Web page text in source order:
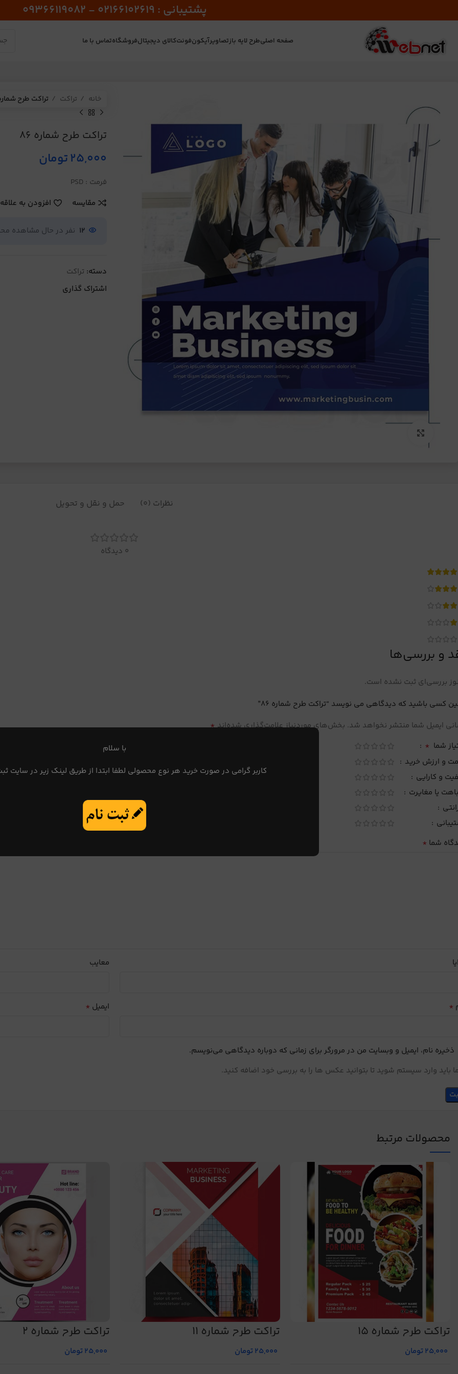
با سلام
کاربر گرامی در صورت خرید هر نوع محصولی لطفا ابتدا از طریق لینک زیر در سایت
پشتیبانی : 02166102619 - 09366119082
صفحه اصلیطرح لایه بازتصاویرآیکونفونتکالای دیجیتالفروشگاهتماس با ما
خانه تراکت تراکت طرح شماره
تراکت طرح شماره 86
25,000تومان
فرمت : PSD
مقایسه
افزودن به
12 نفر در حال مشاهده
دسته: تراکت
اشتراک گذاری
نظرات (0) حمل و نقل و تحویل
0 دیدگاه
و بررسی‌ها
بررسی‌ای ثبت نشده است.
کسی باشید که دیدگاهی می نویسد “تراکت طرح شماره 86”
ایمیل شما منتشر نخواهد شد. بخش‌های موردنیاز علامت‌گذاری شده‌اند*
شما *
و ارزش خرید
و کارایی
یا مغایرت
شما *
معایب
* ایمیل *
ذخیره نام، ایمیل و وبسایت من در مرورگر برای زمانی که دوباره دیدگاهی می‌نویسم.
باید وارد سیستم شوید تا بتوانید عکس ها را به بررسی خود اضافه کنید.
محصولات مرتبط
تراکت طرح شماره 15
25,000تومان
تراکت طرح شماره 11
25,000تومان
تراکت طرح شماره 2
25,000تومان